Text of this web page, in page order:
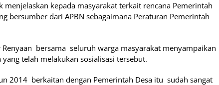
kepada masyarakat terkait rencana Pemerintah
bersumber dari APBN sebagaimana Peraturan Pemerintah
bersama seluruh warga masyarakat menyampaikan
telah melakukan sosialisasi tersebut.
2014 berkaitan dengan Pemerintah Desa itu sudah sangat